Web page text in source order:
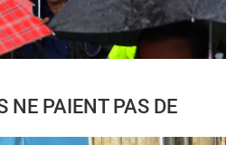
NE PAIENT PAS DE